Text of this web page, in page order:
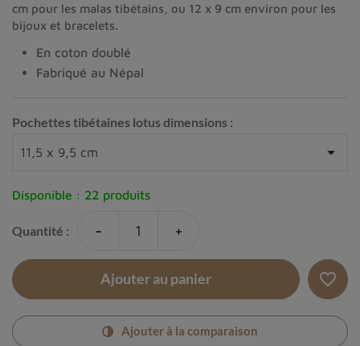
cm pour les malas tibétains, ou 12 x 9 cm environ pour les
bijoux et bracelets.
En coton doublé
Fabriqué au Népal
Pochettes tibétaines lotus dimensions :
Disponible : 22 produits
Quantité : - +
Ajouter au panier favorite_border
Ajouter à la comparaison